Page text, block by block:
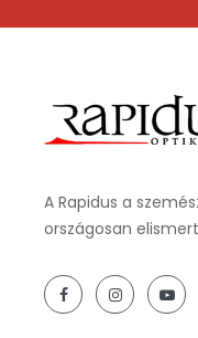
A Rapidus a
országosan